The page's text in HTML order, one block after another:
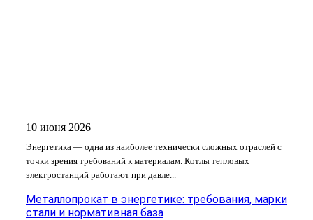
10 июня 2026
Энергетика — одна из наиболее технически сложных отраслей с
точки зрения требований к материалам. Котлы тепловых
электростанций работают при давле...
Металлопрокат в энергетике: требования, марки
стали и нормативная база